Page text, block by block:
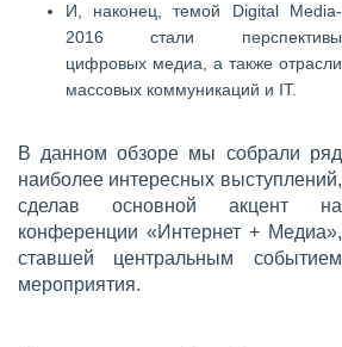
И, наконец, темой Digital Media-
2016 стали перспективы
цифровых медиа, а также отрасли
массовых коммуникаций и IT.
В данном обзоре мы собрали ряд
наиболее интересных выступлений,
сделав основной акцент на
конференции «Интернет + Медиа»,
ставшей центральным событием
мероприятия.